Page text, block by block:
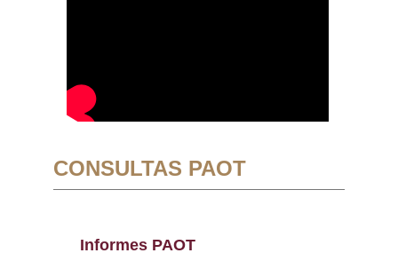
CONSULTAS PAOT
Informes PAOT